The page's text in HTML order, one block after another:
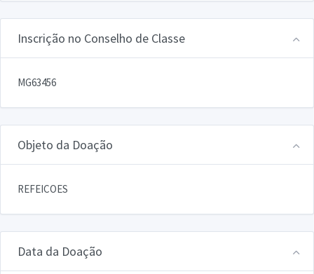
Inscrição no Conselho de Classe
MG63456
Objeto da Doação
REFEICOES
Data da Doação